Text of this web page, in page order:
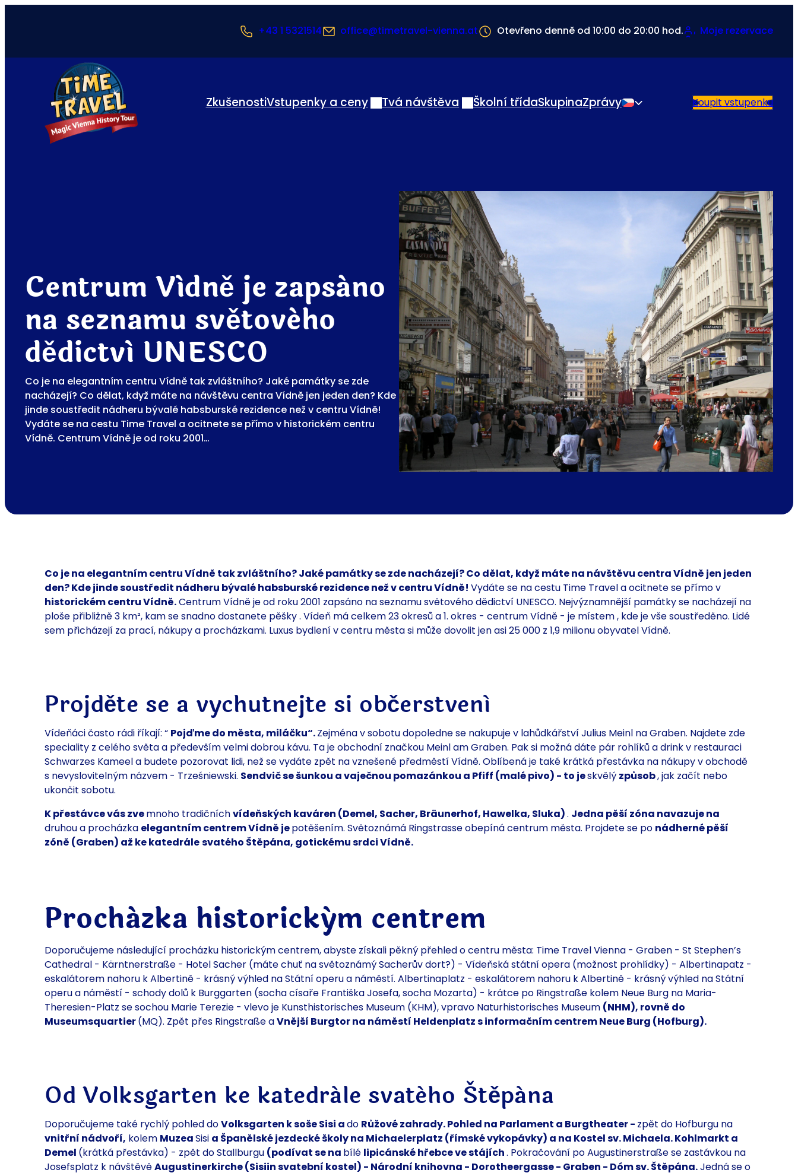
+43 1 5321514 office@timetravel-vienna.at Otevřeno denně od 10:00 do 20:00 hod. Moje rezervace
ZkušenostiVstupenky a ceny Tvá návštěva Školní třídaSkupinaZprávy Čeština Koupit vstupenku
Centrum Vídně je zapsáno
na seznamu světového
dědictví UNESCO
Co je na elegantním centru Vídně tak zvláštního? Jaké památky se zde
nacházejí? Co dělat, když máte na návštěvu centra Vídně jen jeden den? Kde
jinde soustředit nádheru bývalé habsburské rezidence než v centru Vídně!
Vydáte se na cestu Time Travel a ocitnete se přímo v historickém centru
Vídně. Centrum Vídně je od roku 2001…
Co je na elegantním centru Vídně tak zvláštního? Jaképamátky sezde nacházejí? Co dělat, když máte na návštěvu centra Vídně jen jeden
den? Kde jinde soustředit nádheru bývalé habsburské rezidence než v centru Vídně!Vydáte se na cestu Time Travel a ocitnete se přímo v
historickém centru Vídně.Centrum Vídně jeod roku 2001 zapsáno na seznamu světového dědictví UNESCO. Nejvýznamnější památky se nacházejí na
ploše přibližně 3 km², kam se snadnodostanete pěšky. Vídeň má celkem 23 okresů a1. okres - centrum Vídně - je místem, kde je vše soustředěno. Lidé
sem přicházejí za prací, nákupy a procházkami. Luxus bydlení v centru města si může dovolit jen asi 25 000 z 1,9 milionu obyvatel Vídně.
Projděte se a vychutnejte si občerstvení
Vídeňáci často rádi říkají: “ Pojďme do města, miláčku“.Zejména v sobotu dopoledne se nakupuje v lahůdkářství Julius Meinl na Graben. Najdete zde
speciality z celého světa a především velmi dobrou kávu. Ta je obchodní značkou Meinl am Graben. Paksi možná dáte pár rohlíků a drink v restauraci
Schwarzes Kameel a budete pozorovat lidi, než se vydáte zpět na vznešené předměstí Vídně. Oblíbená je také krátká přestávka na nákupy v obchodě
s nevyslovitelným názvem - Trześniewski. Sendvič se šunkou a vaječnou pomazánkou a Pfiff (malé pivo) - to jeskvělý způsob, jak začít nebo
ukončit sobotu.
K přestávce vás zvemnoho tradičníchvídeňských kaváren (Demel, Sacher, Bräunerhof, Hawelka, Sluka). Jedna pěší zóna navazuje na
druhou a procházka elegantním centrem Vídně jepotěšením.Světoznámá Ringstrasse obepínácentrum města. Projdete se po nádherné pěší
zóně (Graben) až kekatedrálesvatého Štěpána, gotickému srdci Vídně.
Procházka historickým centrem
Doporučujeme následující procházku historickým centrem, abyste získali pěkný přehled o centru města: Time Travel Vienna - Graben - St Stephen’s
Cathedral - Kärntnerstraße - Hotel Sacher (máte chuť na světoznámý Sacherův dort?) - Vídeňská státní opera (možnost prohlídky) - Albertinapatz -
eskalátorem nahoru k Albertině - krásný výhled na Státní operu a náměstí. Albertinaplatz - eskalátorem nahoru kAlbertině - krásný výhled na Státní
operu a náměstí - schodydolů k Burggarten (socha císaře Františka Josefa, socha Mozarta) - krátce po Ringstraße kolem Neue Burg na Maria-
Theresien-Platz se sochou Marie Terezie - vlevo je Kunsthistorisches Museum (KHM), vpravo Naturhistorisches Museum (NHM), rovně do
Museumsquartier(MQ). Zpět přes Ringstraße aVnější Burgtor na náměstí Heldenplatz sinformačním centrem Neue Burg (Hofburg).
Od Volksgarten ke katedrále svatého Štěpána
Doporučujeme také rychlý pohled doVolksgarten ksoše Sisi ado Růžové zahrady.Pohled na Parlament a Burgtheater - zpět do Hofburgu na
vnitřní nádvoří, kolem MuzeaSisi a Španělské jezdecké školy na Michaelerplatz (římské vykopávky) a na Kostel sv. Michaela. Kohlmarkt a
Demel (krátká přestávka) - zpět do Stallburgu (podívat se na bílé lipicánské hřebce ve stájích. Pokračování po Augustinerstraße se zastávkou na
Josefsplatz k návštěvěAugustinerkirche (Sisiin svatební kostel) - Národní knihovna - Dorotheergasse - Graben - Dóm sv. Štěpána.Jedná se o